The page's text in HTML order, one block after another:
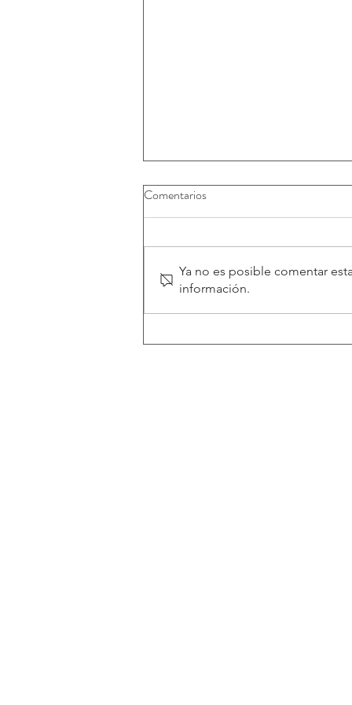
Ayudas con garantía profesional
Comentarios
Ya no es posible comentar
información.